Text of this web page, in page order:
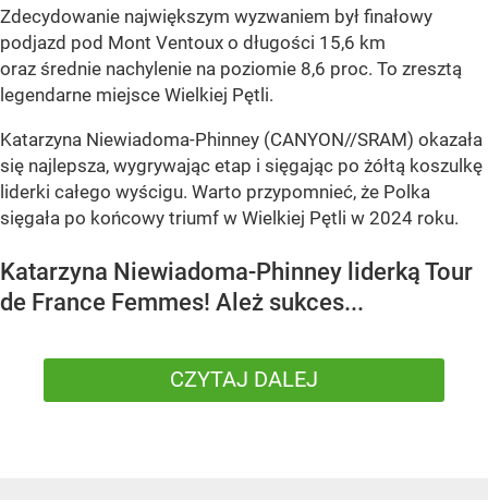
Zdecydowanie największym wyzwaniem był finałowy
podjazd pod Mont Ventoux o długości 15,6 km
oraz średnie nachylenie na poziomie 8,6 proc. To zresztą
legendarne miejsce Wielkiej Pętli.
Katarzyna Niewiadoma-Phinney (CANYON//SRAM) okazała
się najlepsza, wygrywając etap i sięgając po żółtą koszulkę
liderki całego wyścigu. Warto przypomnieć, że Polka
sięgała po końcowy triumf w Wielkiej Pętli w 2024 roku.
Katarzyna Niewiadoma-Phinney liderką Tour
de France Femmes! Ależ sukces...
CZYTAJ DALEJ